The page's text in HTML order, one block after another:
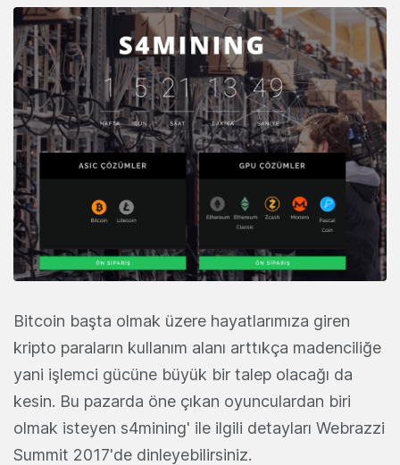
Bitcoin başta olmak üzere hayatlarımıza giren
kripto paraların kullanım alanı arttıkça madenciliğe
yani işlemci gücüne büyük bir talep olacağı da
kesin. Bu pazarda öne çıkan oyunculardan biri
olmak isteyen s4mining' ile ilgili detayları Webrazzi
Summit 2017'de dinleyebilirsiniz.